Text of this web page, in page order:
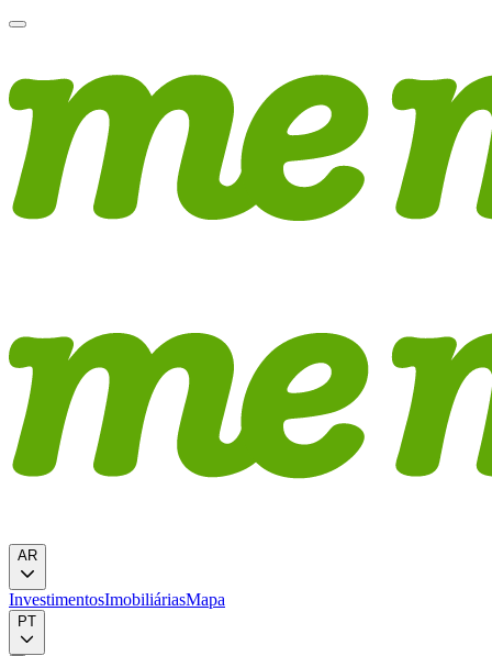
AR
InvestimentosImobiliáriasMapa
PT